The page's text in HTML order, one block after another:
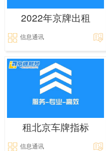
2022年京牌出租
信息通讯
租北京车牌指标
信息通讯